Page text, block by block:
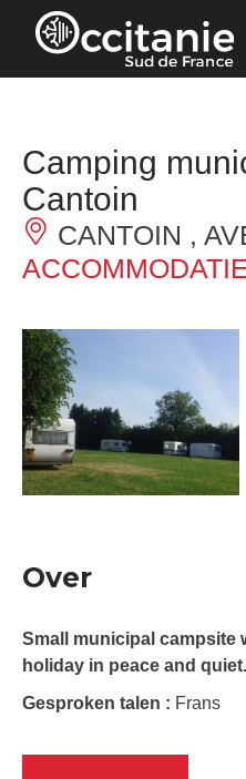
Cookies beheer paneel
Camping
Cantoin
CANTOIN ,
Over
Small municipal campsite
holiday in peace and quiet.
Gesproken talen : Frans